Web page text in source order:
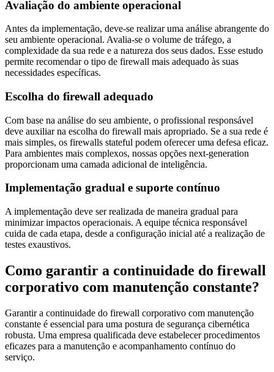
Avaliação do ambiente operacional
Antes da implementação, deve-se realizar uma análise abrangente do
seu ambiente operacional. Avalia-se o volume de tráfego, a
complexidade da sua rede e a natureza dos seus dados. Esse estudo
permite recomendar o tipo de firewall mais adequado às suas
necessidades específicas.
Escolha do firewall adequado
Com base na análise do seu ambiente, o profissional responsável
deve auxiliar na escolha do firewall mais apropriado. Se a sua rede é
mais simples, os firewalls stateful podem oferecer uma defesa eficaz.
Para ambientes mais complexos, nossas opções next-generation
proporcionam uma camada adicional de inteligência.
Implementação gradual e suporte contínuo
A implementação deve ser realizada de maneira gradual para
minimizar impactos operacionais. A equipe técnica responsável
cuida de cada etapa, desde a configuração inicial até a realização de
testes exaustivos.
Como garantir a continuidade do firewall
corporativo com manutenção constante?
Garantir a continuidade do firewall corporativo com manutenção
constante é essencial para uma postura de segurança cibernética
robusta. Uma empresa qualificada deve estabelecer procedimentos
eficazes para a manutenção e acompanhamento contínuo do
serviço.